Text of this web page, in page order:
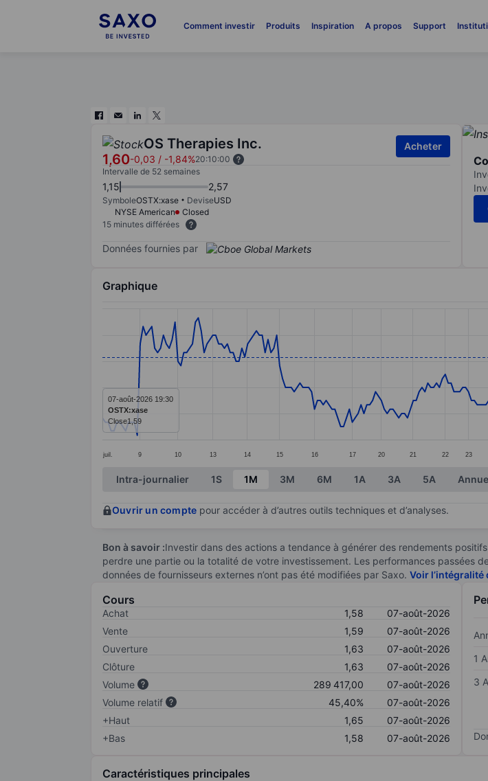
Comment investir Produits Inspiration A propos Support
OS Therapies Inc.
1,60-0,03 / -1,84%20:10:00
Acheter
Intervalle de 52 semaines
1,15 2,57
SymboleOSTX:xase DeviseUSD
NYSE American
Closed
15 minutes différées
Données fournies par
Graphique
Line chart with 243 data points.
The chart has 1 X axis displaying categories.
The chart has 1 Y axis displaying values. Data ranges from 1.45 to 1.72.
juil. 9 10 13 14 15 16 17 20 21 22 23
07-août-2026 19:30
OSTX:xase
Close1,59
End of interactive chart.
Intra-journalier 1S 1M 3M 6M 1A 3A 5A
Ouvrir un compte pour accéder à d’autres outils techniques et d’analyses.
Bon à savoir :Investir dans des actions a tendance à générer des rendements
perdre une partie ou la totalité de votre investissement. Les performances passées
données de fournisseurs externes n’ont pas été modifiées par Saxo. Voir l’intégralité
Cours
Achat 1,58
07-août-2026
Vente
1,59
07-août-2026
Ouverture
1,63
07-août-2026
Clôture
1,63
07-août-2026
Volume
289 417,00
07-août-2026
Volume relatif
45,40%
07-août-2026
+Haut
1,65
07-août-2026
+Bas
1,58 07-août-2026
1
3
Caractéristiques principales